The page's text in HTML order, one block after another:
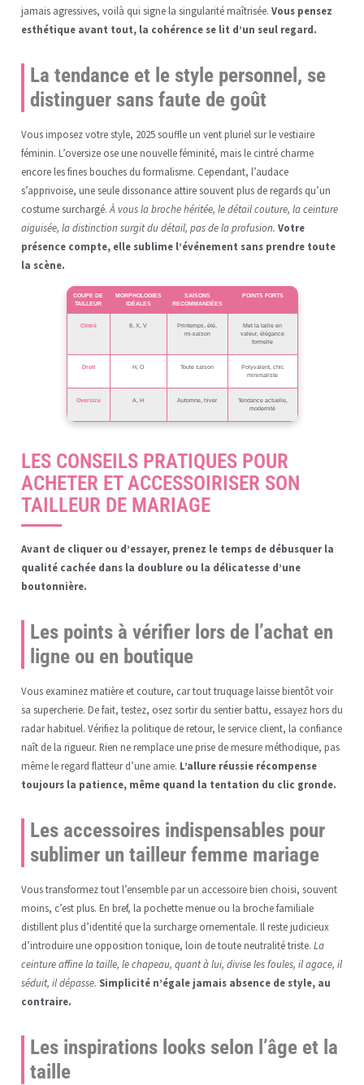
jamais agressives, voilà qui signe la singularité maîtrisée. Vous pensez
esthétique avant tout, la cohérence se lit d’un seul regard.
La tendance et le style personnel, se
distinguer sans faute de goût
Vous imposez votre style, 2025 souffle un vent pluriel sur le vestiaire
féminin. L’oversize ose une nouvelle féminité, mais le cintré charme
encore les fines bouches du formalisme. Cependant, l’audace
s’apprivoise, une seule dissonance attire souvent plus de regards qu’un
costume surchargé. À vous la broche héritée, le détail couture, la ceinture
aiguisée, la distinction surgit du détail, pas de la profusion. Votre
présence compte, elle sublime l’événement sans prendre toute
la scène.
COUPE DE
TAILLEUR
MORPHOLOGIES
IDÉALES
SAISONS
RECOMMANDÉES
POINTS FORTS
Cintré 8, X, V
Printemps, été,
mi-saison
Met la taille en
valeur, élégance
formelle
Droit H, O Toute saison
Polyvalent, chic
minimaliste
Oversize A, H Automne, hiver
Tendance actuelle,
modernité
LES CONSEILS PRATIQUES POUR
ACHETER ET ACCESSOIRISER SON
TAILLEUR DE MARIAGE
Avant de cliquer ou d’essayer, prenez le temps de débusquer la
qualité cachée dans la doublure ou la délicatesse d’une
boutonnière.
Les points à vérifier lors de l’achat en
ligne ou en boutique
Vous examinez matière et couture, car tout truquage laisse bientôt voir
sa supercherie. De fait, testez, osez sortir du sentier battu, essayez hors du
radar habituel. Vérifiez la politique de retour, le service client, la confiance
naît de la rigueur. Rien ne remplace une prise de mesure méthodique, pas
même le regard flatteur d’une amie. L’allure réussie récompense
toujours la patience, même quand la tentation du clic gronde.
Les accessoires indispensables pour
sublimer un tailleur femme mariage
Vous transformez tout l’ensemble par un accessoire bien choisi, souvent
moins, c’est plus. En bref, la pochette menue ou la broche familiale
distillent plus d’identité que la surcharge ornementale. Il reste judicieux
d’introduire une opposition tonique, loin de toute neutralité triste. La
ceinture affine la taille, le chapeau, quant à lui, divise les foules, il agace, il
séduit, il dépasse. Simplicité n’égale jamais absence de style, au
contraire.
Les inspirations looks selon l’âge et la
taille